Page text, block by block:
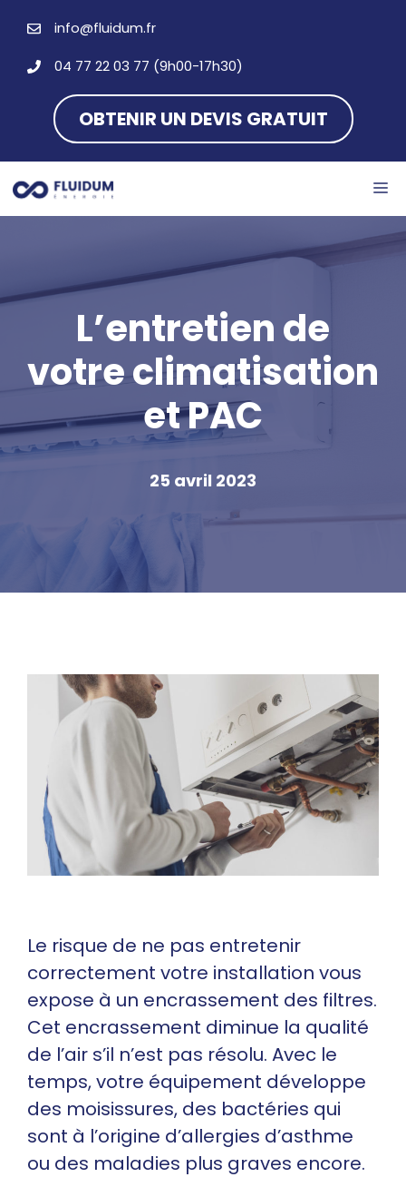
contenu
info@fluidum.fr
04 77 22 03 77 (9h00-17h30)
OBTENIR UN DEVIS GRATUIT
L’entretien de
votre climatisation
et PAC
25 avril 2023
Le risque de ne pas entretenir
correctement votre installation vous
expose à un encrassement des filtres.
Cet encrassement diminue la qualité
de l’air s’il n’est pas résolu. Avec le
temps, votre équipement développe
des moisissures, des bactéries qui
sont à l’origine d’allergies d’asthme
ou des maladies plus graves encore.